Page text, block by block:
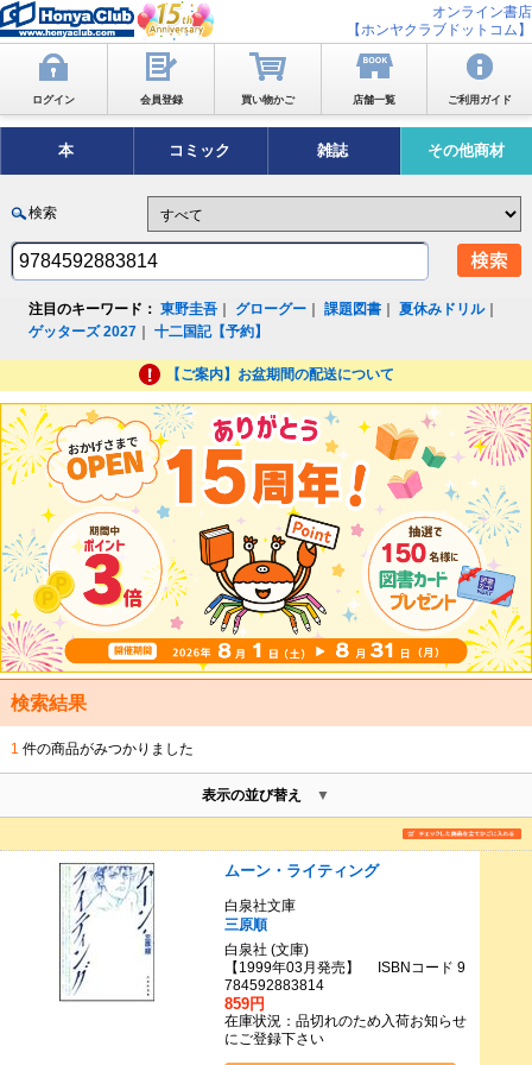
オンライン書店
【ホンヤクラブドットコム】
ログイン 会員登録 買い物かご 店舗一覧 ご利用ガイド
本 コミック 雑誌 その他商材
検索
注目のキーワード： 東野圭吾 グローグー ｜課題図書 ｜夏休みドリル｜
ゲッターズ 2027 ｜十二国記【予約】
【ご案内】お盆期間の配送について
検索結果
1 件の商品がみつかりました
表示の並び替え
ムーン・ライティング
白泉社文庫
三原順
白泉社 (文庫)
【1999年03月発売】 ISBNコード 9
784592883814
859円
在庫状況：品切れのため入荷お知らせ
にご登録下さい